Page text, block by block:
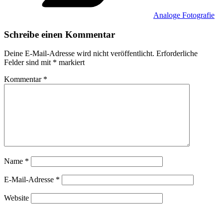
Analoge Fotografie
Schreibe einen Kommentar
Deine E-Mail-Adresse wird nicht veröffentlicht. Erforderliche
Felder sind mit * markiert
Kommentar *
Name *
E-Mail-Adresse *
Website